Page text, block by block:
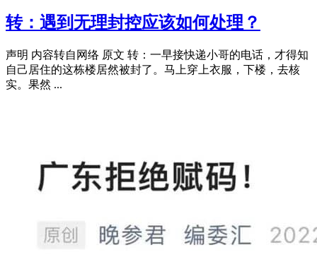
转：遇到无理封控应该如何处理？
声明 内容转自网络 原文 转：一早接快递小哥的电话，才得知
自己居住的这栋楼居然被封了。马上穿上衣服，下楼，去核
实。果然 ...